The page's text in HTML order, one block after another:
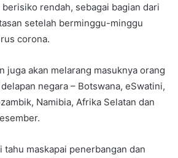
rendah, sebagai bagian dari
setelah berminggu-minggu
corona.
juga akan melarang masuknya orang
negara – Botswana, eSwatini,
Namibia, Afrika Selatan dan
tahu maskapai penerbangan dan